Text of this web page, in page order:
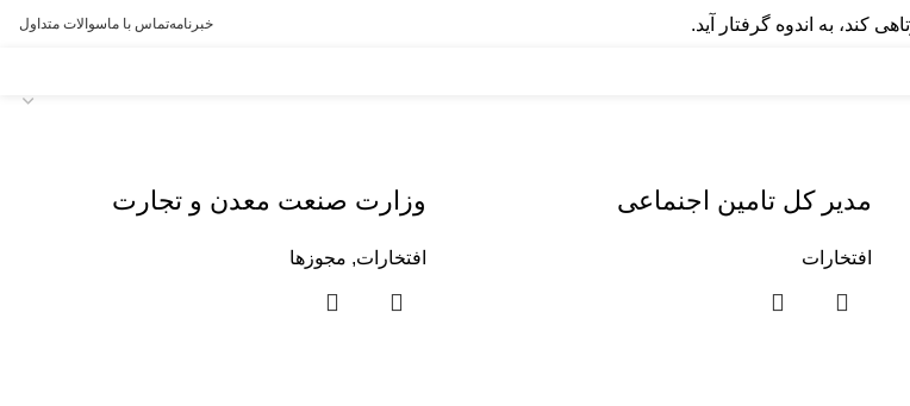
خبرنامهتماس با ماسوالات متداول
مدیر کل تامین اجنماعی
افتخارات
وزارت صنعت معدن و تجارت
افتخارات, مجوزها